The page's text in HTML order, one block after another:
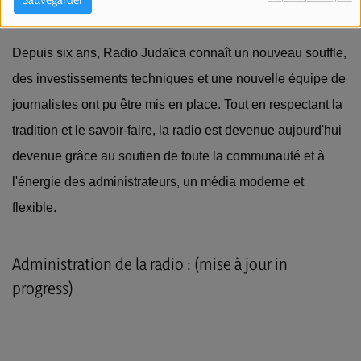
auditeurs.
Depuis six ans, Radio Judaïca connaît un nouveau souffle,
des investissements techniques et une nouvelle équipe de
journalistes ont pu être mis en place. Tout en respectant la
tradition et le savoir-faire, la radio est devenue aujourd'hui
devenue grâce au soutien de toute la communauté et à
l'énergie des administrateurs, un média moderne et
flexible.
Administration de la radio : (mise à jour in
progress)